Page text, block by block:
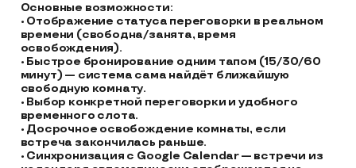
Основные возможности:
• Отображение статуса переговорки в реальном
времени (свободна/занята, время
освобождения).
• Быстрое бронирование одним тапом (15/30/60
минут) — система сама найдёт ближайшую
свободную комнату.
• Выбор конкретной переговорки и удобного
временного слота.
• Досрочное освобождение комнаты, если
встреча закончилась раньше.
• Синхронизация с Google Calendar — встречи из